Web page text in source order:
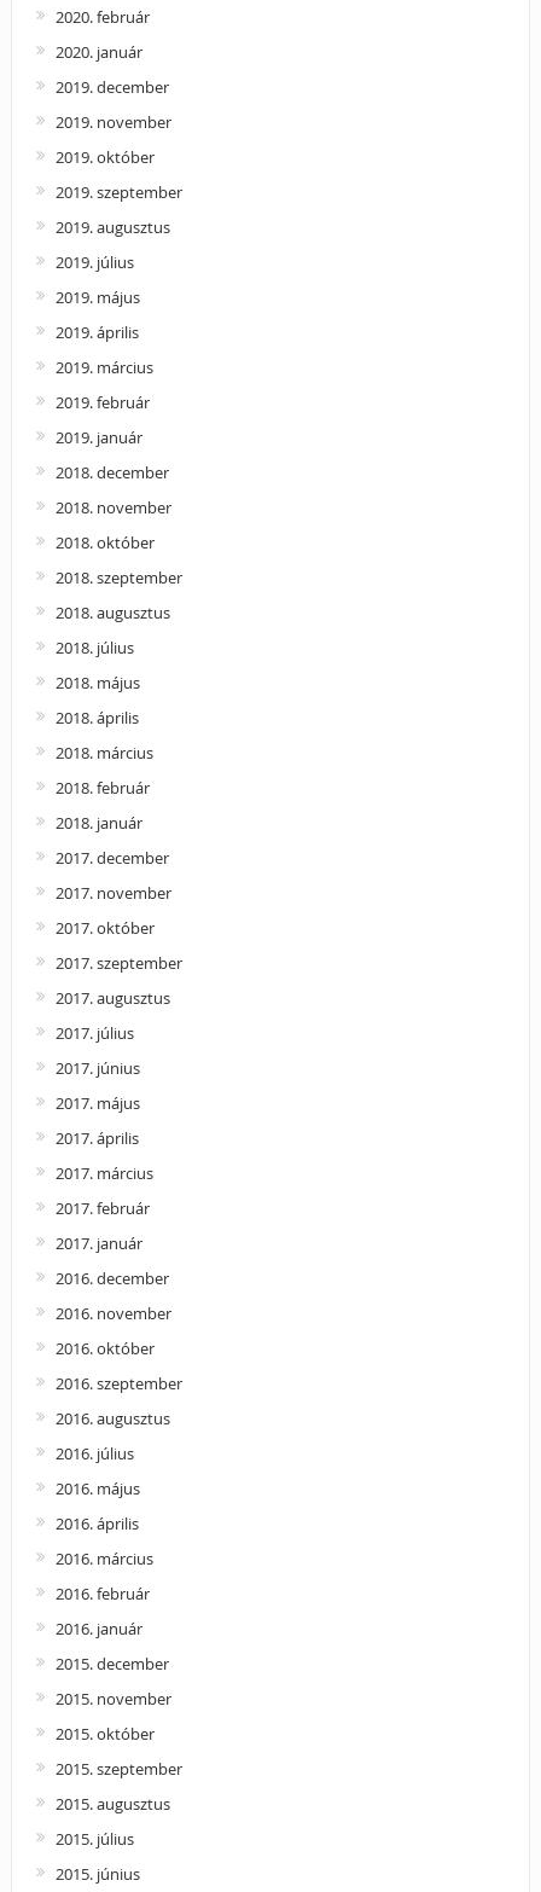
2020. február
2020. január
2019. december
2019. november
2019. október
2019. szeptember
2019. augusztus
2019. július
2019. május
2019. április
2019. március
2019. február
2019. január
2018. december
2018. november
2018. október
2018. szeptember
2018. augusztus
2018. július
2018. május
2018. április
2018. március
2018. február
2018. január
2017. december
2017. november
2017. október
2017. szeptember
2017. augusztus
2017. július
2017. június
2017. május
2017. április
2017. március
2017. február
2017. január
2016. december
2016. november
2016. október
2016. szeptember
2016. augusztus
2016. július
2016. május
2016. április
2016. március
2016. február
2016. január
2015. december
2015. november
2015. október
2015. szeptember
2015. augusztus
2015. július
2015. június